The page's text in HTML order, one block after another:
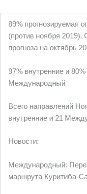
89% прогнозируемая
(против ноября 2019).
прогноза на октябрь
97% внутренние и 80%
Международный
Всего направлений
внутренние и 21
Новости:
Международный:
маршрута Куритиба-